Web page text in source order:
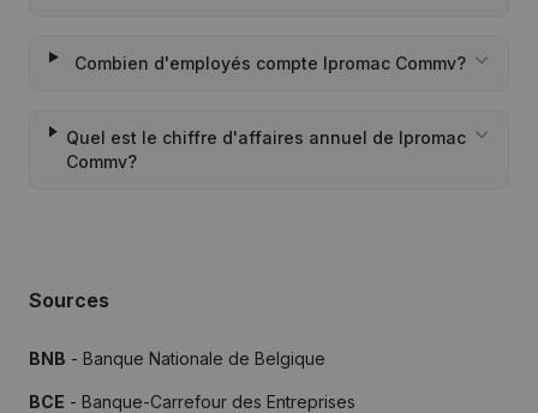
Combien d'employés compte Ipromac Commv?
Quel est le chiffre d'affaires annuel de Ipromac
Commv?
Sources
BNB - Banque Nationale de Belgique
BCE - Banque-Carrefour des Entreprises